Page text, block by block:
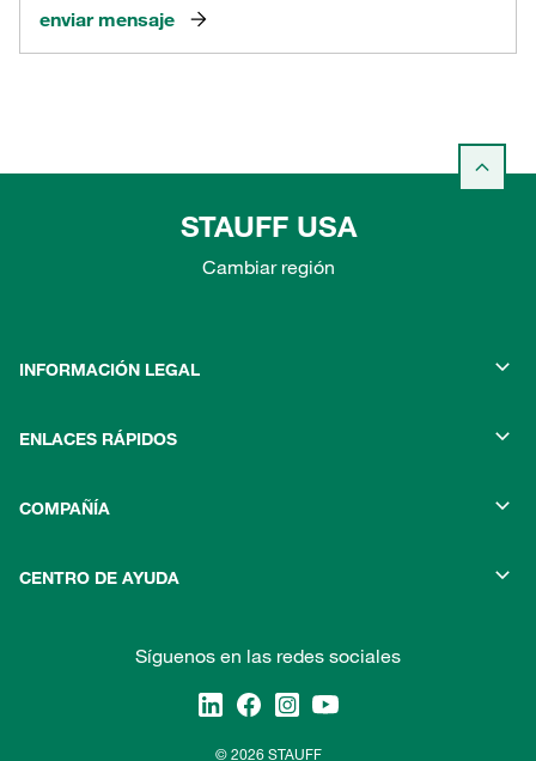
enviar mensaje
STAUFF USA
Cambiar región
INFORMACIÓN LEGAL
ENLACES RÁPIDOS
COMPAÑÍA
CENTRO DE AYUDA
Síguenos en las redes sociales
© 2026 STAUFF